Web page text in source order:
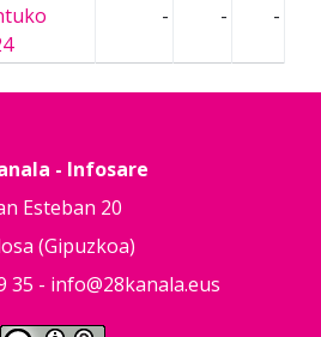
- - -
- Infosare
Esteban 20
(Gipuzkoa)
35 - info@28kanala.eus